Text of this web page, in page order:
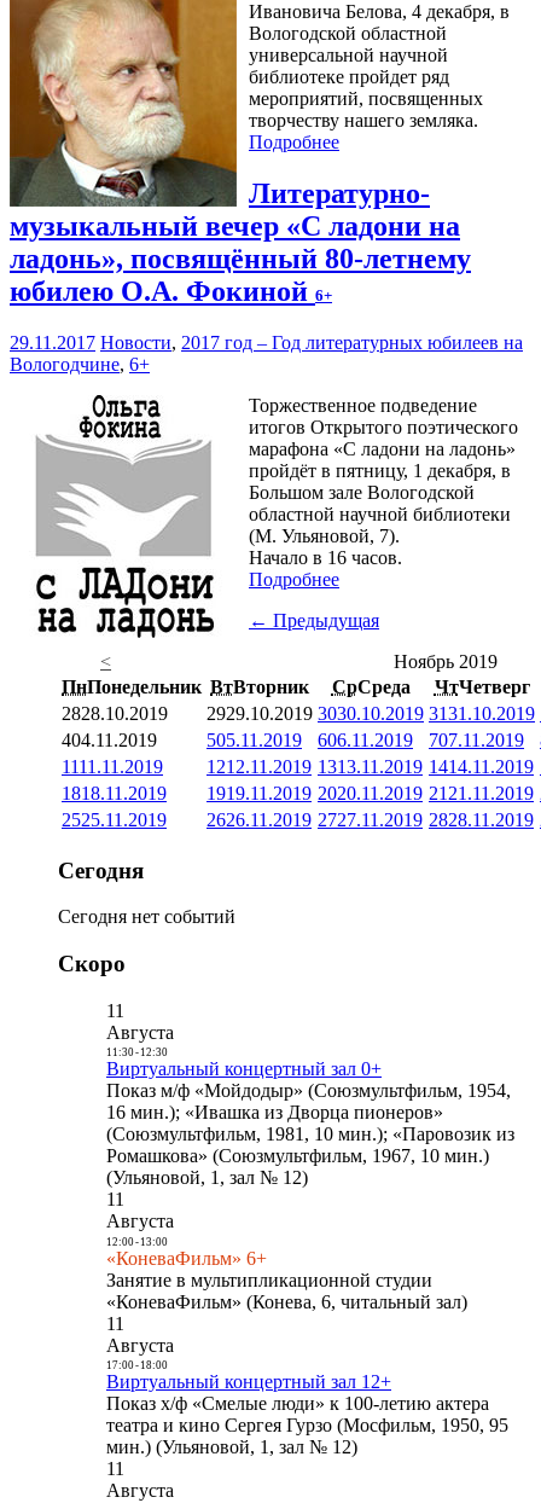
Ивановича Белова, 4 декабря, в
Вологодской областной
универсальной научной
библиотеке пройдет ряд
мероприятий, посвященных
творчеству нашего земляка.
Подробнее
Литературно-
музыкальный вечер «С ладони на
ладонь», посвящённый 80-летнему
юбилею О.А. Фокиной 6+
29.11.2017 Новости, 2017 год – Год литературных юбилеев на
Вологодчине, 6+
Торжественное подведение
итогов Открытого поэтического
марафона «С ладони на ладонь»
пройдёт в пятницу, 1 декабря, в
Большом зале Вологодской
областной научной библиотеки
(М. Ульяновой, 7).
Начало в 16 часов.
Подробнее
← Предыдущая
<
Ноябрь 2019
ПнПонедельник ВтВторник СрСреда ЧтЧетверг
2828.10.2019 2929.10.2019 3030.10.2019 3131.10.2019
404.11.2019 505.11.2019 606.11.2019 707.11.2019
1111.11.2019 1212.11.2019 1313.11.2019 1414.11.2019
1818.11.2019 1919.11.2019 2020.11.2019 21 21.11.2019
2525.11.2019 2626.11.2019 2727.11.2019 2828.11.2019
Сегодня
Сегодня нет событий
Скоро
11
Августа
11:30- 12:30
Виртуальный концертный зал 0+
Показ м/ф «Мойдодыр» (Союзмультфильм, 1954,
16 мин.); «Ивашка из Дворца пионеров»
(Союзмультфильм, 1981, 10 мин.); «Паровозик из
Ромашкова» (Союзмультфильм, 1967, 10 мин.)
(Ульяновой, 1, зал № 12)
11
Августа
12:00- 13:00
«КоневаФильм» 6+
Занятие в мультипликационной студии
«КоневаФильм» (Конева, 6, читальный зал)
11
Августа
17:00- 18:00
Виртуальный концертный зал 12+
Показ х/ф «Смелые люди» к 100-летию актера
театра и кино Сергея Гурзо (Мосфильм, 1950, 95
мин.) (Ульяновой, 1, зал № 12)
11
Августа